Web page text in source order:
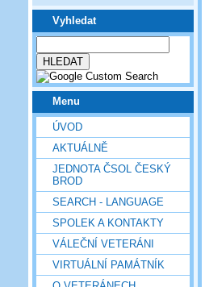
Vyhledat
Menu
ÚVOD
AKTUÁLNĚ
JEDNOTA ČSOL ČESKÝ
BROD
SEARCH - LANGUAGE
SPOLEK A KONTAKTY
VÁLEČNÍ VETERÁNI
VIRTUÁLNÍ PAMÁTNÍK